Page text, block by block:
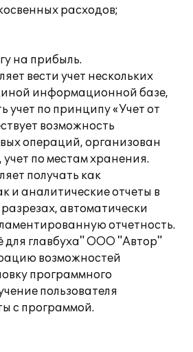
расходов;
на прибыль.
вести учет нескольких
информационной базе,
учет по принципу «Учет от
возможность
операций, организован
по местам хранения.
получать как
и аналитические отчеты в
автоматически
отчетность.
для главбуха" ООО "Автор"
возможностей
программного
пользователя
с программой.